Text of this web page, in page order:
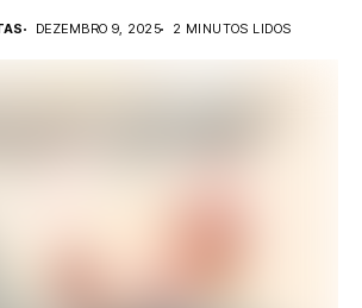
DEZEMBRO 9, 2025
2 MINUTOS LIDOS